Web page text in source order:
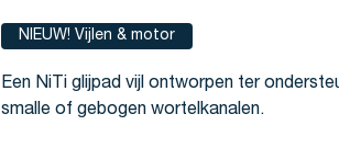
NIEUW! Vijlen & motor
Een NiTi glijpad vijl ontworpen ter
smalle of gebogen wortelkanalen.